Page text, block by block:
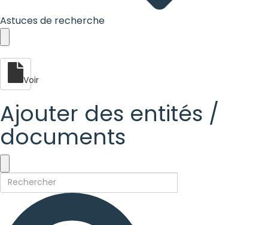
Astuces de recherche
Voir
Ajouter des entités /
documents